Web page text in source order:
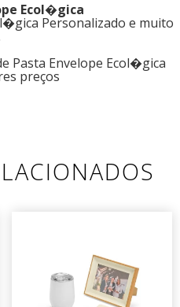
Ecol�gica
Personalizado e muito
Pasta Envelope Ecol�gica
preços